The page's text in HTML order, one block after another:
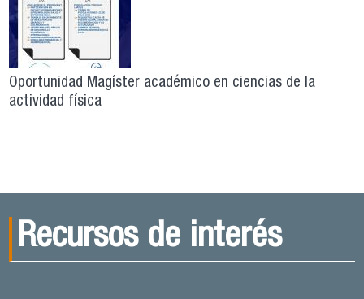
Oportunidad Magíster académico en ciencias de la
actividad física
Recursos de interés